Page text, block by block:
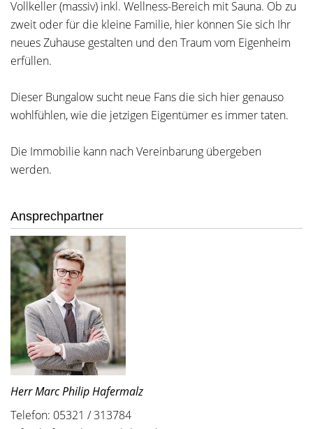
Vollkeller (massiv) inkl. Wellness-Bereich mit Sauna. Ob zu
zweit oder für die kleine Familie, hier können Sie sich Ihr
neues Zuhause gestalten und den Traum vom Eigenheim
erfüllen.
Dieser Bungalow sucht neue Fans die sich hier genauso
wohlfühlen, wie die jetzigen Eigentümer es immer taten.
Die Immobilie kann nach Vereinbarung übergeben
werden.
Ansprechpartner
Herr Marc Philip Hafermalz
Telefon: 05321 / 313784